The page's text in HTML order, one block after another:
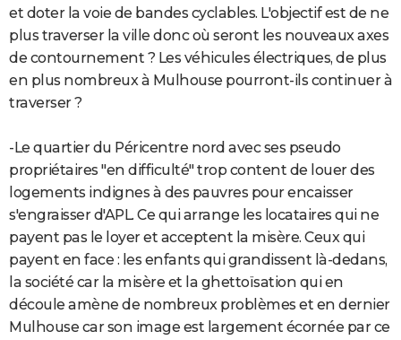
et doter la voie de bandes cyclables. L'objectif est de ne
plus traverser la ville donc où seront les nouveaux axes
de contournement ? Les véhicules électriques, de plus
en plus nombreux à Mulhouse pourront-ils continuer à
traverser ?
-Le quartier du Péricentre nord avec ses pseudo
propriétaires "en difficulté" trop content de louer des
logements indignes à des pauvres pour encaisser
s'engraisser d'APL. Ce qui arrange les locataires qui ne
payent pas le loyer et acceptent la misère. Ceux qui
payent en face : les enfants qui grandissent là-dedans,
la société car la misère et la ghettoïsation qui en
découle amène de nombreux problèmes et en dernier
Mulhouse car son image est largement écornée par ce